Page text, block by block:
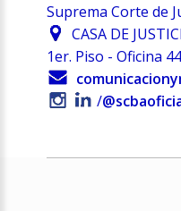
Suprema Corte de
CASA DE
1er. Piso - Oficina
/